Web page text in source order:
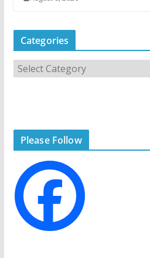
Categories
e
s
Please Follow